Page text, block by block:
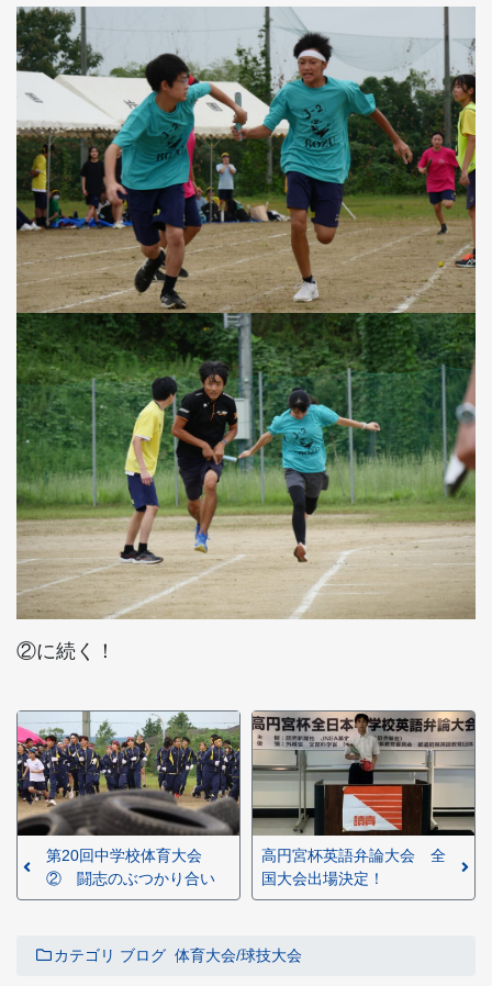
②に続く！
第20回中学校体育大会
② 闘志のぶつかり合い
高円宮杯英語弁論大会 全
国大会出場決定！
カテゴリ ブログ 体育大会/球技大会